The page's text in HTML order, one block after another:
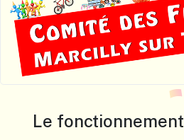
Le fonctionnement